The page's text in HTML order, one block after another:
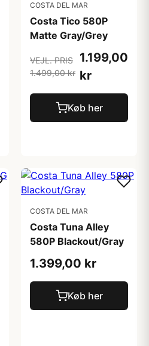
COSTA DEL MAR
Costa Tico 580P
Matte Gray/Grey
VEJL. PRIS
1.499,00 kr
1.199,00
kr
Køb her
COSTA DEL MAR
Costa Tuna Alley
580P Blackout/Gray
1.399,00 kr
Køb her